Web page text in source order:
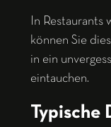
In Restaurants
können Sie
in ein
eintauchen.
Typische